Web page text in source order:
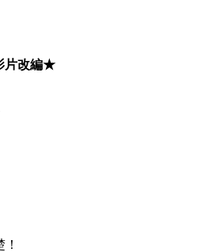
片改編★